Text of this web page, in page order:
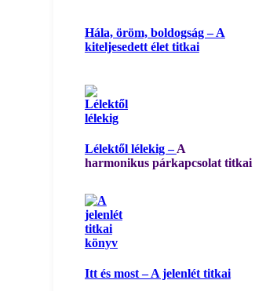
Hála, öröm, boldogság – A
kiteljesedett élet titkai
Lélektől lélekig –A
harmonikus párkapcsolat titkai
Itt és most – A jelenlét titkai